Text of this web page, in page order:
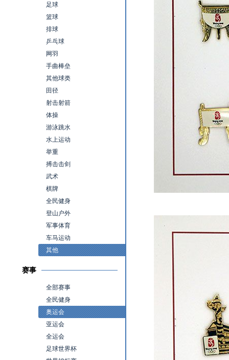
足球
篮球
排球
乒乓球
网羽
手曲棒垒
其他球类
田径
射击射箭
体操
游泳跳水
水上运动
举重
搏击击剑
武术
棋牌
全民健身
登山户外
军事体育
车马运动
其他
赛事
全部赛事
全民健身
奥运会
亚运会
全运会
足球世界杯